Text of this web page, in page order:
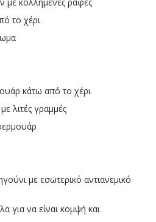
το χέρι
κάτω από το χέρι
λιτές γραμμές
με εσωτερικό αντιανεμικό
για να είναι κομψή και